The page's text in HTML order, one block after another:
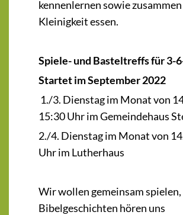
kennenlernen sowie
Kleinigkeit essen.
Spiele- und Basteltreffs für 3-
Startet im September 2022
1./3. Dienstag im Monat von
15:30 Uhr im Gemeindehaus
2./4. Dienstag im Monat von
Uhr im Lutherhaus
Wir wollen gemeinsam
Bibelgeschichten hören uns